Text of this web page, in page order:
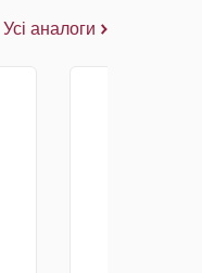
Усі аналоги